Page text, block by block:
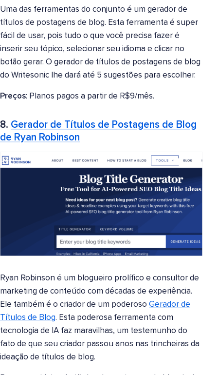
Uma das ferramentas do conjunto é um gerador de
títulos de postagens de blog. Esta ferramenta é super
fácil de usar, pois tudo o que você precisa fazer é
inserir seu tópico, selecionar seu idioma e clicar no
botão gerar. O gerador de títulos de postagens de blog
do Writesonic lhe dará até 5 sugestões para escolher.
Preços: Planos pagos a partir de R$9/mês.
8. Gerador de Títulos de Postagens de Blog
de Ryan Robinson
Ryan Robinson é um blogueiro prolífico e consultor de
marketing de conteúdo com décadas de experiência.
Ele também é o criador de um poderoso Gerador de
Títulos de Blog. Esta poderosa ferramenta com
tecnologia de IA faz maravilhas, um testemunho do
fato de que seu criador passou anos nas trincheiras da
ideação de títulos de blog.